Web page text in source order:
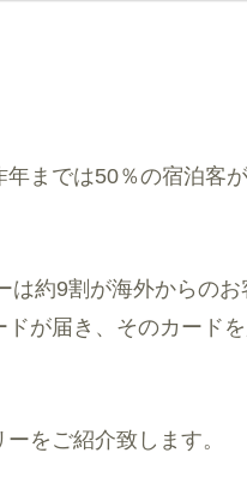
までは50％の宿泊客
約9割が海外からのお
が届き、そのカード
をご紹介致します。